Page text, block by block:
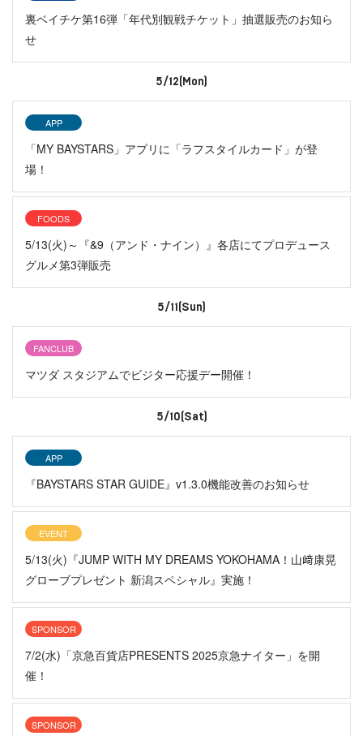
裏ベイチケ第16弾「年代別観戦チケット」抽選販売のお知ら
せ
5/12(Mon)
APP
「MY BAYSTARS」アプリに「ラフスタイルカード」が登
場！
FOODS
5/13(火)～『&9（アンド・ナイン）』各店にてプロデュース
グルメ第3弾販売
5/11(Sun)
FANCLUB
マツダ スタジアムでビジター応援デー開催！
5/10(Sat)
APP
『BAYSTARS STAR GUIDE』v1.3.0機能改善のお知らせ
EVENT
5/13(火)『JUMP WITH MY DREAMS YOKOHAMA！山﨑康晃
グローブプレゼント 新潟スペシャル』実施！
SPONSOR
7/2(水)「京急百貨店PRESENTS 2025京急ナイター」を開
催！
SPONSOR